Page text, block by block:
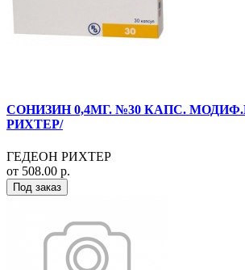
СОНИЗИН 0,4МГ. №30 КАПС.
РИХТЕР/
ГЕДЕОН РИХТЕР
от 508.00 р.
Под заказ